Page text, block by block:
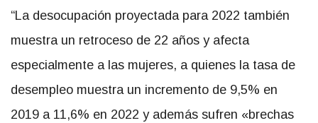
“La desocupación proyectada para 2022 también
muestra un retroceso de 22 años y afecta
especialmente a las mujeres, a quienes la tasa de
desempleo muestra un incremento de 9,5% en
2019 a 11,6% en 2022 y además sufren «brechas